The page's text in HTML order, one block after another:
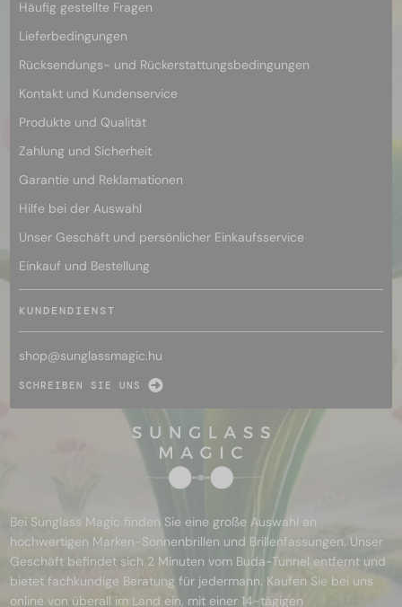
Häufig gestellte Fragen
Lieferbedingungen
Rücksendungs- und Rückerstattungsbedingungen
Kontakt und Kundenservice
Produkte und Qualität
Zahlung und Sicherheit
Garantie und Reklamationen
Hilfe bei der Auswahl
Unser Geschäft und persönlicher Einkaufsservice
Einkauf und Bestellung
KUNDENDIENST
shop@sunglassmagic.hu
SCHREIBEN SIE UNS
Bei Sunglass Magic finden Sie eine große Auswahl an
hochwertigen Marken-Sonnenbrillen und Brillenfassungen. Unser
Geschäft befindet sich 2 Minuten vom Buda-Tunnel entfernt und
bietet fachkundige Beratung für jedermann. Kaufen Sie bei uns
online von überall im Land ein, mit einer 14-tägigen